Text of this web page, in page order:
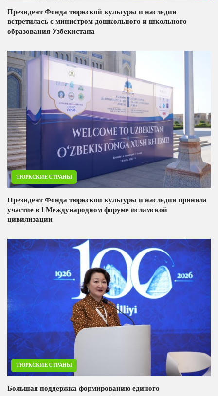
Президент Фонда тюркской культуры и наследия
встретилась с министром дошкольного и школьного
образования Узбекистана
ТЮРКСКИЕ СТРАНЫ
Президент Фонда тюркской культуры и наследия приняла
участие в I Международном форуме исламской
цивилизации
ТЮРКСКИЕ СТРАНЫ
Большая поддержка формированию единого